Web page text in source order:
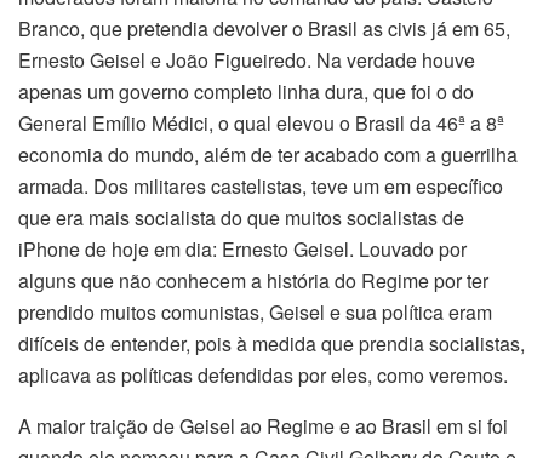
Branco, que pretendia devolver o Brasil as civis já em 65,
Ernesto Geisel e João Figueiredo. Na verdade houve
apenas um governo completo linha dura, que foi o do
General Emílio Médici, o qual elevou o Brasil da 46ª a 8ª
economia do mundo, além de ter acabado com a guerrilha
armada. Dos militares castelistas, teve um em específico
que era mais socialista do que muitos socialistas de
iPhone de hoje em dia: Ernesto Geisel. Louvado por
alguns que não conhecem a história do Regime por ter
prendido muitos comunistas, Geisel e sua política eram
difíceis de entender, pois à medida que prendia socialistas,
aplicava as políticas defendidas por eles, como veremos.
A maior traição de Geisel ao Regime e ao Brasil em si foi